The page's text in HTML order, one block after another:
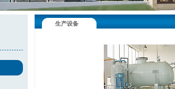
生产设备